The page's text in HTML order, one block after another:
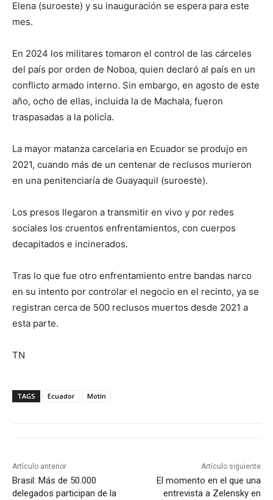
Elena (suroeste) y su inauguración se espera para este
mes.
En 2024 los militares tomaron el control de las cárceles
del país por orden de Noboa, quien declaró al país en un
conflicto armado interno. Sin embargo, en agosto de este
año, ocho de ellas, incluida la de Machala, fueron
traspasadas a la policía.
La mayor matanza carcelaria en Ecuador se produjo en
2021, cuando más de un centenar de reclusos murieron
en una penitenciaría de Guayaquil (suroeste).
Los presos llegaron a transmitir en vivo y por redes
sociales los cruentos enfrentamientos, con cuerpos
decapitados e incinerados.
Tras lo que fue otro enfrentamiento entre bandas narco
en su intento por controlar el negocio en el recinto, ya se
registran cerca de 500 reclusos muertos desde 2021 a
esta parte.
TN
TAGS Ecuador Motín
Artículo anterior
Brasil: Más de 50.000
delegados participan de la
Artículo siguiente
El momento en el que una
entrevista a Zelensky en